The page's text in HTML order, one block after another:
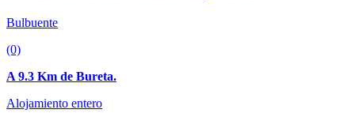
Bulbuente
(0)
A 9.3 Km de Bureta.
Alojamiento entero